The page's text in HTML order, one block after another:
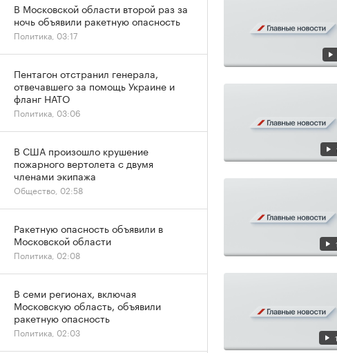
В Московской области второй раз за
ночь объявили ракетную опасность
Политика, 03:17
Пентагон отстранил генерала,
отвечавшего за помощь Украине и
фланг НАТО
Политика, 03:06
В США произошло крушение
пожарного вертолета с двумя
членами экипажа
Общество, 02:58
Ракетную опасность объявили в
Московской области
Политика, 02:08
В семи регионах, включая
Московскую область, объявили
ракетную опасность
Политика, 02:03